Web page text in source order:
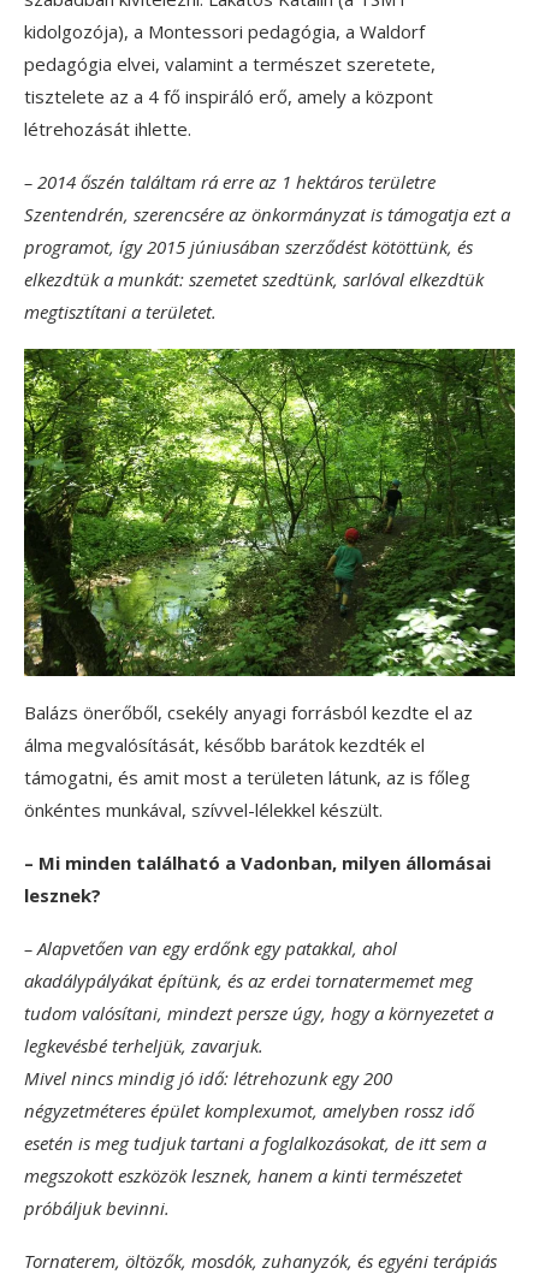
kidolgozója), a Montessori pedagógia, a Waldorf
pedagógia elvei, valamint a természet szeretete,
tisztelete az a 4 fő inspiráló erő, amely a központ
létrehozását ihlette.
– 2014 őszén találtam rá erre az 1 hektáros területre
Szentendrén, szerencsére az önkormányzat is támogatja ezt a
programot, így 2015 júniusában szerződést kötöttünk, és
elkezdtük a munkát: szemetet szedtünk, sarlóval elkezdtük
megtisztítani a területet.
Balázs önerőből, csekély anyagi forrásból kezdte el az
álma megvalósítását, később barátok kezdték el
támogatni, és amit most a területen látunk, az is főleg
önkéntes munkával, szívvel-lélekkel készült.
– Mi minden található a Vadonban, milyen állomásai
lesznek?
– Alapvetően van egy erdőnk egy patakkal, ahol
akadálypályákat építünk, és az erdei tornatermemet meg
tudom valósítani, mindezt persze úgy, hogy a környezetet a
legkevésbé terheljük, zavarjuk.
Mivel nincs mindig jó idő: létrehozunk egy 200
négyzetméteres épület komplexumot, amelyben rossz idő
esetén is meg tudjuk tartani a foglalkozásokat, de itt sem a
megszokott eszközök lesznek, hanem a kinti természetet
próbáljuk bevinni.
Tornaterem, öltözők, mosdók, zuhanyzók, és egyéni terápiás